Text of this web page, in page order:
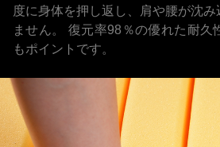
度に身体を押し返し、肩や腰が沈み
ません。
復元率98％の優れた耐久
もポイントです。